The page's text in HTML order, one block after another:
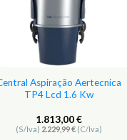
Aspiração Aertecnica
TP4 Lcd 1.6 Kw
1.813,00€
(S/Iva) 2.229,99€ (C/Iva)